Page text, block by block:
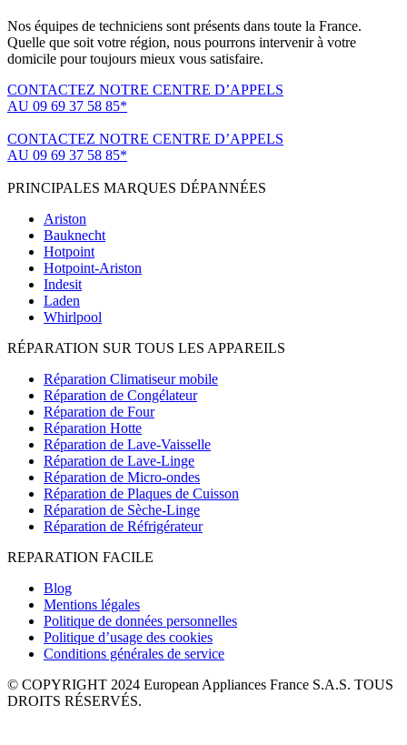
Nos équipes de techniciens sont présents dans toute la France.
Quelle que soit votre région, nous pourrons intervenir à votre
domicile pour toujours mieux vous satisfaire.
CONTACTEZ NOTRE CENTRE D’APPELS
AU 09 69 37 58 85*
CONTACTEZ NOTRE CENTRE D’APPELS
AU 09 69 37 58 85*
PRINCIPALES MARQUES DÉPANNÉES
Ariston
Bauknecht
Hotpoint
Hotpoint-Ariston
Indesit
Laden
Whirlpool
RÉPARATION SUR TOUS LES APPAREILS
Réparation Climatiseur mobile
Réparation de Congélateur
Réparation de Four
Réparation Hotte
Réparation de Lave-Vaisselle
Réparation de Lave-Linge
Réparation de Micro-ondes
Réparation de Plaques de Cuisson
Réparation de Sèche-Linge
Réparation de Réfrigérateur
REPARATION FACILE
Blog
Mentions légales
Politique de données personnelles
Politique d’usage des cookies
Conditions générales de service
© COPYRIGHT 2024 European Appliances France S.A.S. TOUS
DROITS RÉSERVÉS.